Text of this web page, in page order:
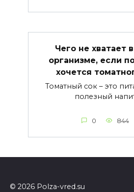
Чего не хватает
организме, если
хочется
Томатный сок – это
полезный
0 844
© 2026 Polza-vred.su